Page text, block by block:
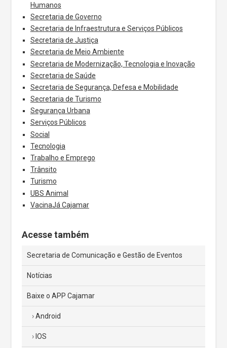
Humanos
Secretaria de Governo
Secretaria de Infraestrutura e Serviços Públicos
Secretaria de Justiça
Secretaria de Meio Ambiente
Secretaria de Modernização, Tecnologia e Inovação
Secretaria de Saúde
Secretaria de Segurança, Defesa e Mobilidade
Secretaria de Turismo
Segurança Urbana
Serviços Públicos
Social
Tecnologia
Trabalho e Emprego
Trânsito
Turismo
UBS Animal
VacinaJá Cajamar
Acesse também
Secretaria de Comunicação e Gestão de Eventos
Notícias
Baixe o APP Cajamar
Android
IOS